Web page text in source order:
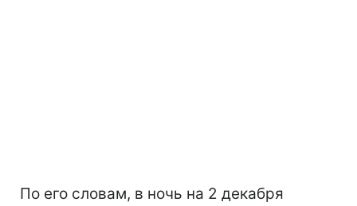
По его словам, в ночь на 2 декабря